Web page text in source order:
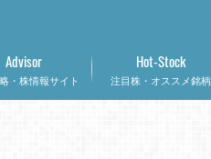
・株情報サイト
Advisor
注目株・オススメ銘柄
Hot-Stock